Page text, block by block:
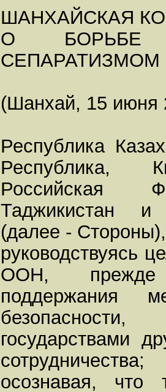
ШАНХАЙСКАЯ
О БОРЬБЕ
(Шанхай, 15 июня
Республика
Республика,
Российская
Таджикистан и
(далее - Стороны),
руководствуясь
ООН, прежде
поддержания
государствами
сотрудничества;
осознавая, что